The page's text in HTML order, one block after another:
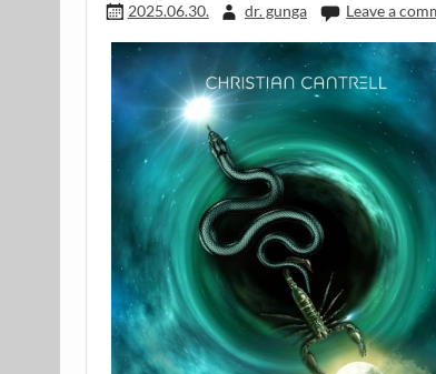
2025.06.30. dr. gunga Leave a